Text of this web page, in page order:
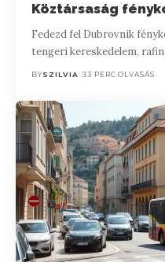
Köztársaság
Fedezd fel Dubrovnik
tengeri kereskedelem,
BYSZILVIA 33 PERC OLVASÁS